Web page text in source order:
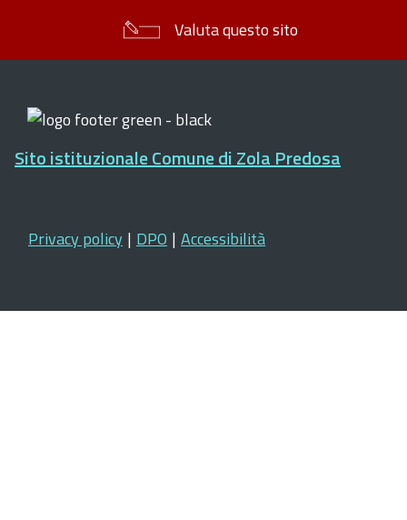
Valuta questo sito
Sito istituzionale Comune di Zola Predosa
Privacy policy | DPO | Accessibilità